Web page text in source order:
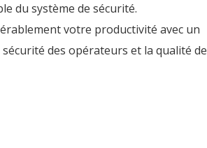
du système de sécurité.
votre productivité avec un
des opérateurs et la qualité de